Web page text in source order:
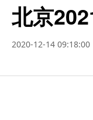
北京
2020-12-14 09:18:00